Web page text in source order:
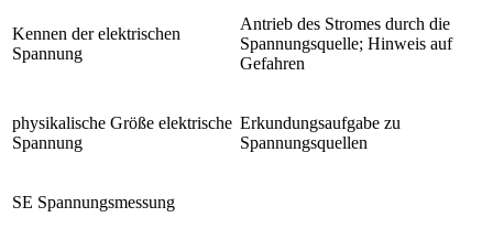
Kennen der elektrischen
Spannung
Antrieb des Stromes durch die
Spannungsquelle; Hinweis auf
Gefahren
physikalische Größe elektrische
Spannung
Erkundungsaufgabe zu
Spannungsquellen
SE Spannungsmessung